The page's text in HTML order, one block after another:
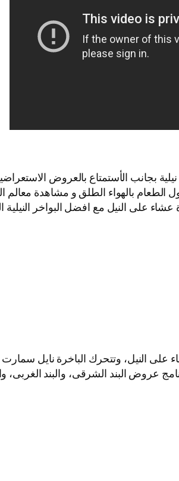
بجانب الأستمتاع بالعروض
الطعام بالهواء الطلق و مشاهدة معالم
على النيل مع افضل البواخر النيلية
النيل، وتتحرك الباخرة نايل
عروض البند الشرقى، والبند الغربى،